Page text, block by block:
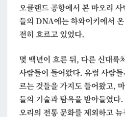
오클랜드 공항에서 본 마오리
들의 DNA에는 하와이키에서
전히 흐르고 있었다.
몇 백년이 흐른 뒤, 다른 신대륙
사람들이 들어왔다. 유럽 사람
르는 것들을 가지도 들어왔고,
들의 기술과 탐욕을 받아들였다
오리의 전통 문화를 제외하고